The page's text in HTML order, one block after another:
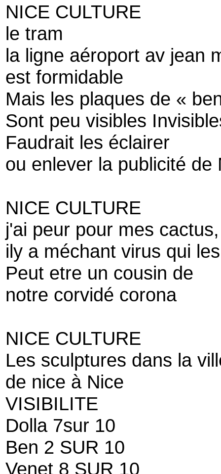
NICE CULTURE
le tram
la ligne aéroport av jean
est formidable
Mais les plaques de «
Sont peu visibles
Faudrait les éclairer
ou enlever la publicité de
NICE CULTURE
j'ai peur pour mes cactus,
ily a méchant virus qui
Peut etre un cousin de
notre corvidé corona
NICE CULTURE
Les sculptures dans la
de nice à Nice
VISIBILITE
Dolla 7sur 10
Ben 2 SUR 10
Venet 8 SUR 10